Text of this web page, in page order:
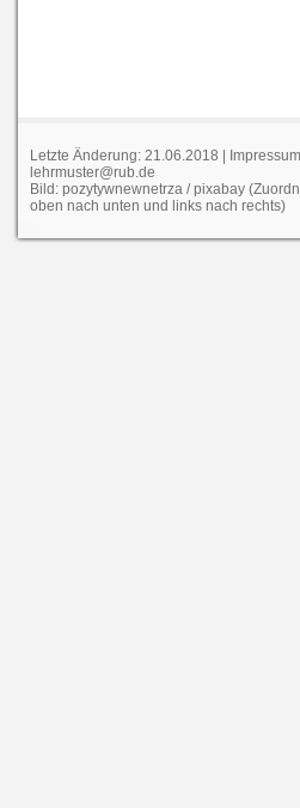
Letzte Änderung: 21.06.2018 | Impressum
lehrmuster@rub.de
Bild: pozytywnewnetrza / pixabay
oben nach unten und links nach rechts)